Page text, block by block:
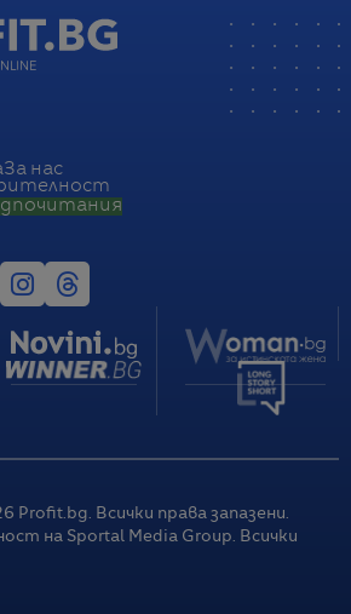
За нас
Profit.bg. Всички права запазени.
на Sportal Media Group. Всички